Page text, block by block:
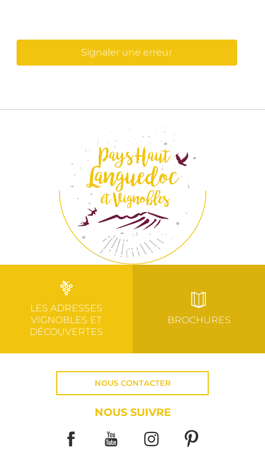
Signaler une erreur
LES ADRESSES
VIGNOBLES ET
DÉCOUVERTES
BROCHURES
NOUS CONTACTER
NOUS SUIVRE